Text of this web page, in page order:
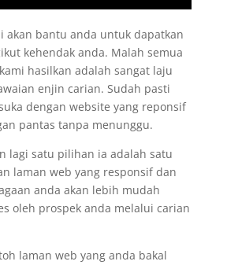
akan bantu anda untuk dapatkan
kehendak anda. Malah semua
hasilkan adalah sangat laju
enjin carian. Sudah pasti
dengan website yang reponsif
pantas tanpa menunggu.
lagi satu pilihan ia adalah satu
laman web yang responsif dan
anda akan lebih mudah
oleh prospek anda melalui carian
laman web yang anda bakal